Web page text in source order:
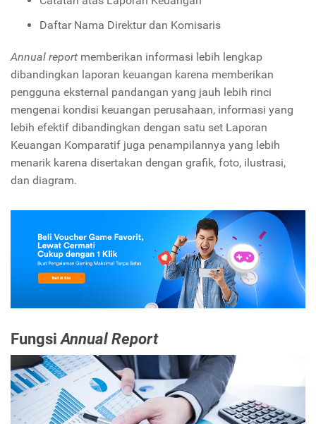
Daftar Nama Direktur dan Komisaris
Annual report memberikan informasi lebih lengkap
dibandingkan laporan keuangan karena memberikan
pengguna eksternal pandangan yang jauh lebih rinci
mengenai kondisi keuangan perusahaan, informasi yang
lebih efektif dibandingkan dengan satu set Laporan
Keuangan Komparatif juga penampilannya yang lebih
menarik karena disertakan dengan grafik, foto, ilustrasi,
dan diagram.
FungsiAnnual Report